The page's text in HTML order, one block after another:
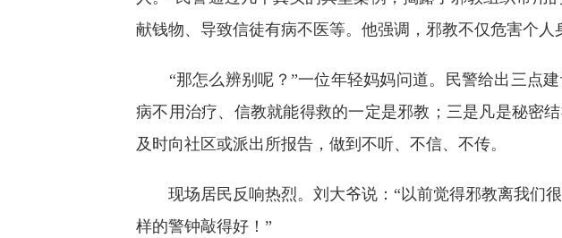
献钱物、导致信徒有病不医等。他强调，邪教不仅危害个人
“那怎么辨别呢？”一位年轻妈妈问道。民警给出三点建
病不用治疗、信教就能得救的一定是邪教；三是凡是秘密
及时向社区或派出所报告，做到不听、不信、不传。
现场居民反响热烈。刘大爷说：“以前觉得邪教离我们很
样的警钟敲得好！”